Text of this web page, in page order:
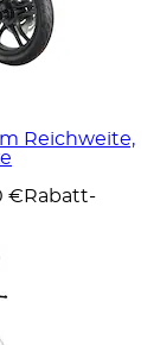
Reichweite,
€ Rabatt-